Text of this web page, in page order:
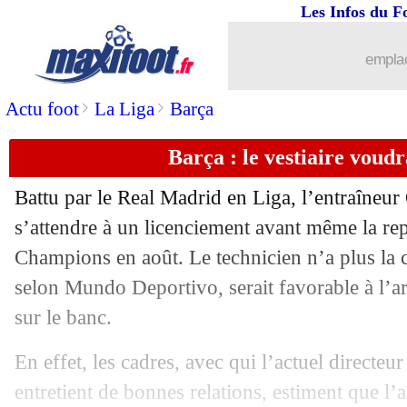
Actu foot> La Liga> Barça
Les Infos du
Barça : le vestiaire
Battu par le Real Madrid en Liga, l’entraîneur
s’attendre à un licenciement avant même la
Champions en août. Le technicien n’a plus
selon Mundo Deportivo, serait favorable à
sur le banc.
En effet, les cadres, avec qui l’actuel
entretient de bonnes relations, estiment que
: Ajroudi, Ménès évoque
19/07 Lille: La Gantoise répond à David
: Neymar, Alves conseille le
19/07 Strasbourg: Monaco à l'assaut de
19/07 Bordeaux: l'entourage de Costil
19/07 Monaco : le départ de Moreno
19/07 Naples
PHOTO : Ibra encore fâché, Pioli n'a